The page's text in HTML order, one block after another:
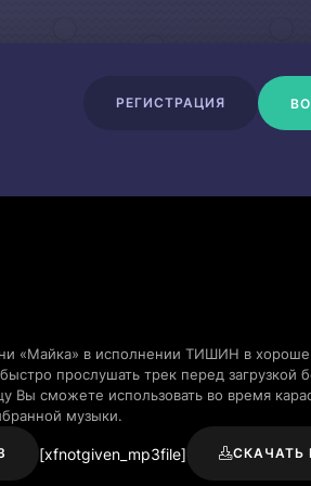
РЕГИСТРАЦИЯ
«Майка» в исполнении ТИШИН в
прослушать трек перед загрузкой
Вы сможете использовать во время
музыки.
[xfnotgiven_mp3file] СКАЧАТЬ